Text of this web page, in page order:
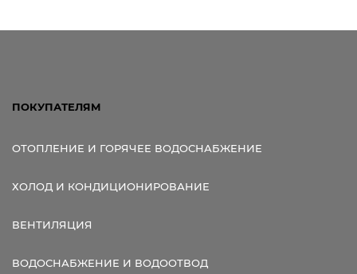
ПОКУПАТЕЛЯМ
ОТОПЛЕНИЕ И ГОРЯЧЕЕ ВОДОСНАБЖЕНИЕ
ХОЛОД И КОНДИЦИОНИРОВАНИЕ
ВЕНТИЛЯЦИЯ
ВОДОСНАБЖЕНИЕ И ВОДООТВОД